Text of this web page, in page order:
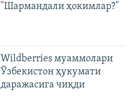
"Шармандали ҳокимлар?"
Wildberries муаммолари
Ўзбекистон ҳукумати
даражасига чиқди